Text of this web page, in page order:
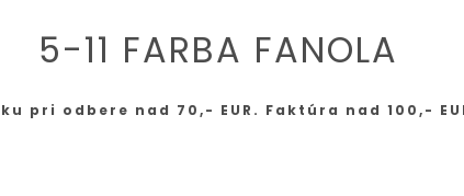
5-11 FARBA FANOLA
pri odbere nad 70,- EUR. Faktúra nad 100,-